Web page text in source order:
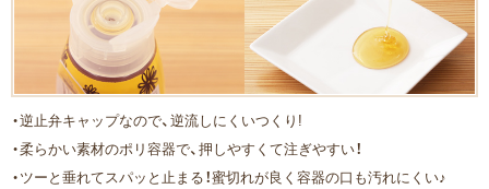
・逆止弁キャップなので、逆流しにくいつくり!
・柔らかい素材のポリ容器で、押しやすくて注ぎやすい！
・ツーと垂れてスパッと止まる！蜜切れが良く容器の口も汚れにくい♪